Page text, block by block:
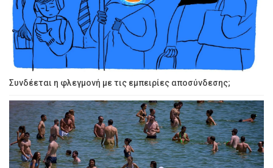
Συνδέεται η φλεγμονή με τις εμπειρίες αποσύνδεσης;